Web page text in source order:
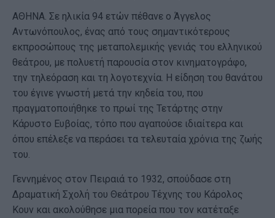
ΑΘΗΝΑ. Σε ηλικία 94 ετών πέθανε ο Άγγελος
Αντωνόπουλος, ένας από τους σημαντικότερους
εκπροσώπους της μεταπολεμικής γενιάς του ελληνικού
θεάτρου, με πολυετή παρουσία στον κινηματογράφο,
την τηλεόραση και τη λογοτεχνία. Η είδηση του θανάτου
του έγινε γνωστή μετά την κηδεία του, που
πραγματοποιήθηκε το πρωί της Τετάρτης στην
Κάρυστο Ευβοίας, τόπο που αγαπούσε ιδιαίτερα και
όπου επέλεξε να περάσει τα τελευταία χρόνια της ζωής
του.
Γεννημένος στον Πειραιά το 1932, σπούδασε στη
Δραματική Σχολή του Θεάτρου Τέχνης του Κάρολος
Κουν και ακολούθησε μια πορεία που τον κατέταξε